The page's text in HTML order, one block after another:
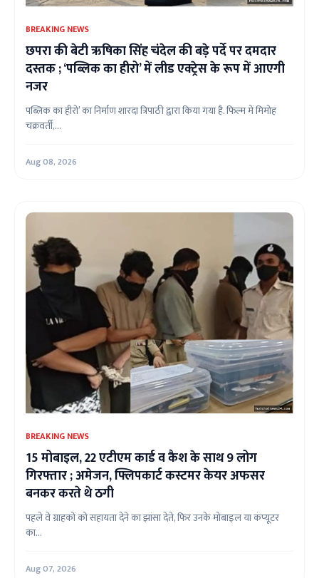
BREAKING NEWS
छपरा की बेटी ऋषिका सिंह चंदेल की बड़े पर्दे पर दमदार
दस्तक ; ‘पब्लिक का हीरो’ में लीड एक्ट्रेस के रूप में आएगी
नजर
पब्लिक का हीरो’ का निर्माण शारदा त्रिपाठी द्वारा किया गया है. फिल्म में मिमोह
चक्रवर्ती,...
Aug 08, 2026
BREAKING NEWS
15 मोबाइल, 22 एटीएम कार्ड व कैश के साथ 9 लोग
गिरफ्तार ; अमेजन, फ्लिपकार्ट कस्टमर केयर अफसर
बनकर करते थे ठगी
पहले वे ग्राहकों को सहायता देने का झांसा देते, फिर उनके मोबाइल या कंप्यूटर
का...
Aug 07, 2026